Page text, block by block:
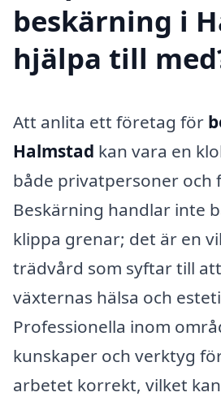
beskärning i
hjälpa till
Att anlita ett företag för
Halmstad kan vara en
både privatpersoner och
Beskärning handlar inte
klippa grenar; det är en
trädvård som syftar till
växternas hälsa och
Professionella inom
kunskaper och verktyg
arbetet korrekt, vilket